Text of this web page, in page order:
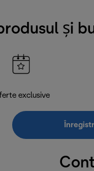
și
exclusive